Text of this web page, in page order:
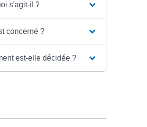
s'agit-il ?
concerné ?
est-elle décidée ?